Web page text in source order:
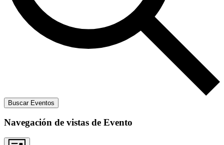
Buscar Eventos
Navegación de vistas de Evento